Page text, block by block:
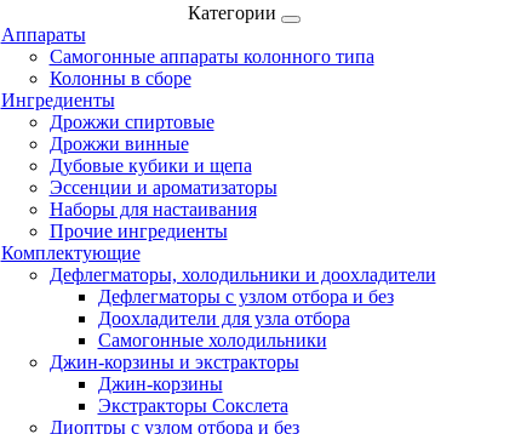
Категории
Аппараты
Самогонные аппараты колонного типа
Колонны в сборе
Ингредиенты
Дрожжи спиртовые
Дрожжи винные
Дубовые кубики и щепа
Эссенции и ароматизаторы
Наборы для настаивания
Прочие ингредиенты
Комплектующие
Дефлегматоры, холодильники и доохладители
Дефлегматоры с узлом отбора и без
Доохладители для узла отбора
Самогонные холодильники
Джин-корзины и экстракторы
Джин-корзины
Экстракторы Сокслета
Диоптры с узлом отбора и без